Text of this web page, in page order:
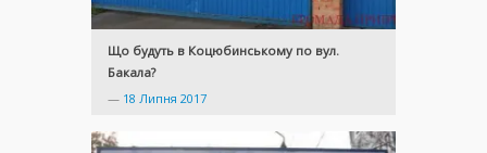
Що будуть в Коцюбинському по вул.
Бакала?
— 18 Липня 2017